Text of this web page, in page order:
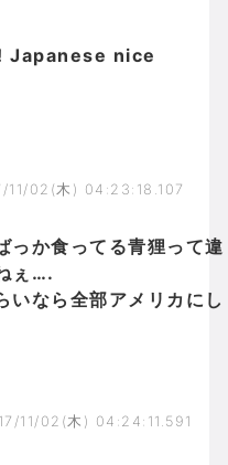
Japanese nice
11/02(木) 04:23:18.107
っか食ってる青狸って違
ぇ….
いなら全部アメリカにし
11/02(木) 04:24:11.591